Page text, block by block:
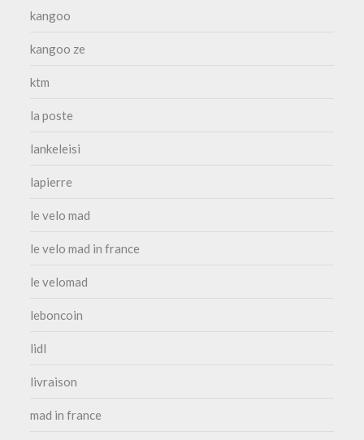
kangoo
kangoo ze
ktm
la poste
lankeleisi
lapierre
le velo mad
le velo mad in france
le velomad
leboncoin
lidl
livraison
mad in france